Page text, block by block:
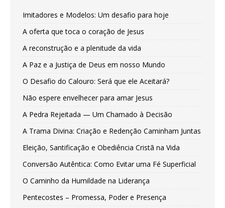
Imitadores e Modelos: Um desafio para hoje
A oferta que toca o coração de Jesus
A reconstrução e a plenitude da vida
A Paz e a Justiça de Deus em nosso Mundo
O Desafio do Calouro: Será que ele Aceitará?
Não espere envelhecer para amar Jesus
A Pedra Rejeitada — Um Chamado à Decisão
A Trama Divina: Criação e Redenção Caminham Juntas
Eleição, Santificação e Obediência Cristã na Vida
Conversão Autêntica: Como Evitar uma Fé Superficial
O Caminho da Humildade na Liderança
Pentecostes – Promessa, Poder e Presença